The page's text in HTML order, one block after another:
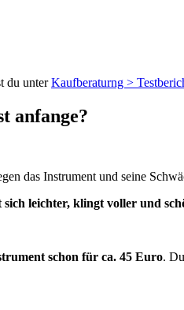
du unterKaufberaturng >
anfange?
das Instrument und seine
sich leichter, klingt voller und
schon für ca. 45 Euro.